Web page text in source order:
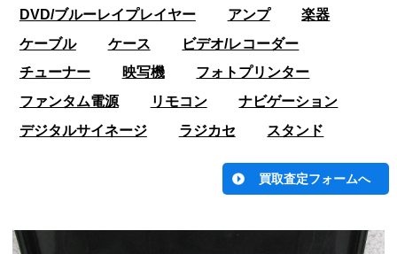
DVD/ブルーレイプレイヤー
アンプ
楽器
ケーブル
ケース
ビデオ/レコーダー
チューナー
映写機
フォトプリンター
ファンタム電源
リモコン
ナビゲーション
デジタルサイネージ
ラジカセ スタンド